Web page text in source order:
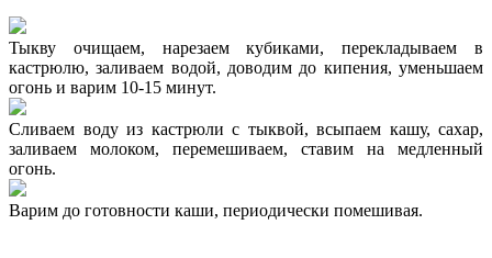
Тыкву очищаем, нарезаем кубиками, перекладываем в
кастрюлю, заливаем водой, доводим до кипения, уменьшаем
огонь и варим 10-15 минут.
Сливаем воду из кастрюли с тыквой, всыпаем кашу, сахар,
заливаем молоком, перемешиваем, ставим на медленный
огонь.
Варим до готовности каши, периодически помешивая.